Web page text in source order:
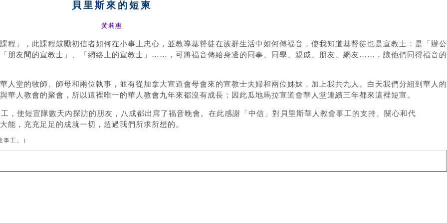
貝里斯來的短柬
黃莉惠
程」，此課程鼓勵初信者如何在小事上忠心，並教導基督徒在族群生活中如何傳福音，使我知道基督徒也是宣教士：是「辦公
朋友間的宣教士」、「網絡上的宣教士」……，可將福音傳給身邊的同事、同學、親戚、朋友、網友……，讓他們同得福音的
人堂的牧師、師母和兩位執事，並有從加拿大宣道會母會來的宣教士夫婦和兩位姊妹，加上我共九人。白天我們分組到華人的
人教會的聚會，所以這裡唯一的華人教會九年來都沒有成長；因此瓜地馬拉宣道會華人堂連續三年都來這裡短宣。
，使短宣隊數天內探訪的朋友，八成都出席了福音晚會。在此感謝「中信」對貝里斯華人教會事工的支持、關心和代
，充充足足的成就一切，超過我們所求所想的。
工。）